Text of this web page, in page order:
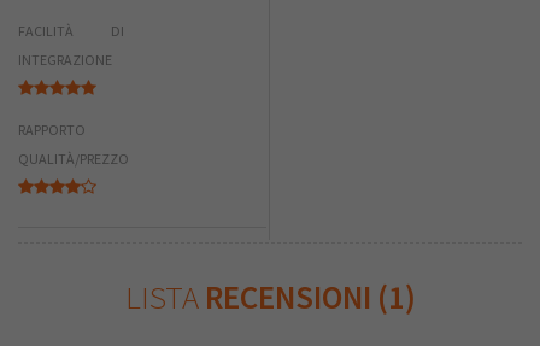
FACILITÀ DI
INTEGRAZIONE
RAPPORTO
QUALITÀ/PREZZO
LISTA RECENSIONI (1)